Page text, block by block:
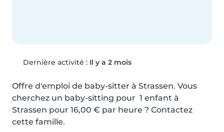
Dernière activité : Il y a 2 mois
Offre d'emploi de baby-sitter à Strassen. Vous
cherchez un baby-sitting pour  1 enfant à
Strassen pour 16,00 € par heure ? Contactez
cette famille.